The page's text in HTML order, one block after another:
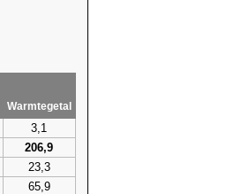
Warmtegetal
3,1
206,9
23,3
65,9